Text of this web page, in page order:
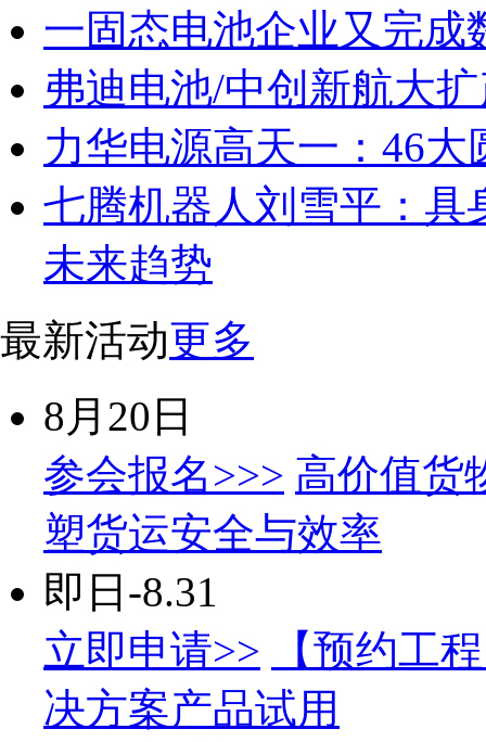
一固态电池企业又完成
弗迪电池/中创新航大
力华电源高天一：46
七腾机器人刘雪平：具
未来趋势
最新活动更多
8月20日
参会报名>>> 高价值货
塑货运安全与效率
即日-8.31
立即申请>>
【预约工
决方案产品试用